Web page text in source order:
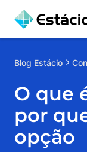
Blog Estácio
O que
por
opção